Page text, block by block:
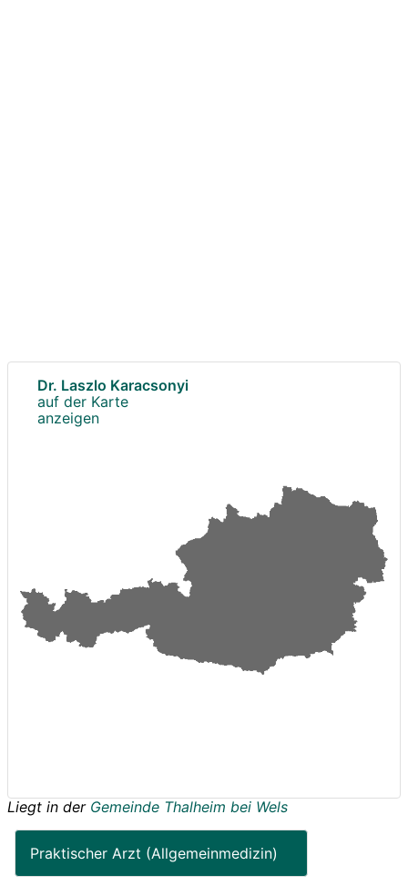
Dr. Laszlo Karacsonyi
auf der Karte
anzeigen
Liegt in der Gemeinde Thalheim bei Wels
Praktischer Arzt (Allgemeinmedizin)